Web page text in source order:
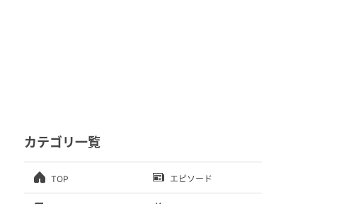
カテゴリ一覧
TOP エピソード